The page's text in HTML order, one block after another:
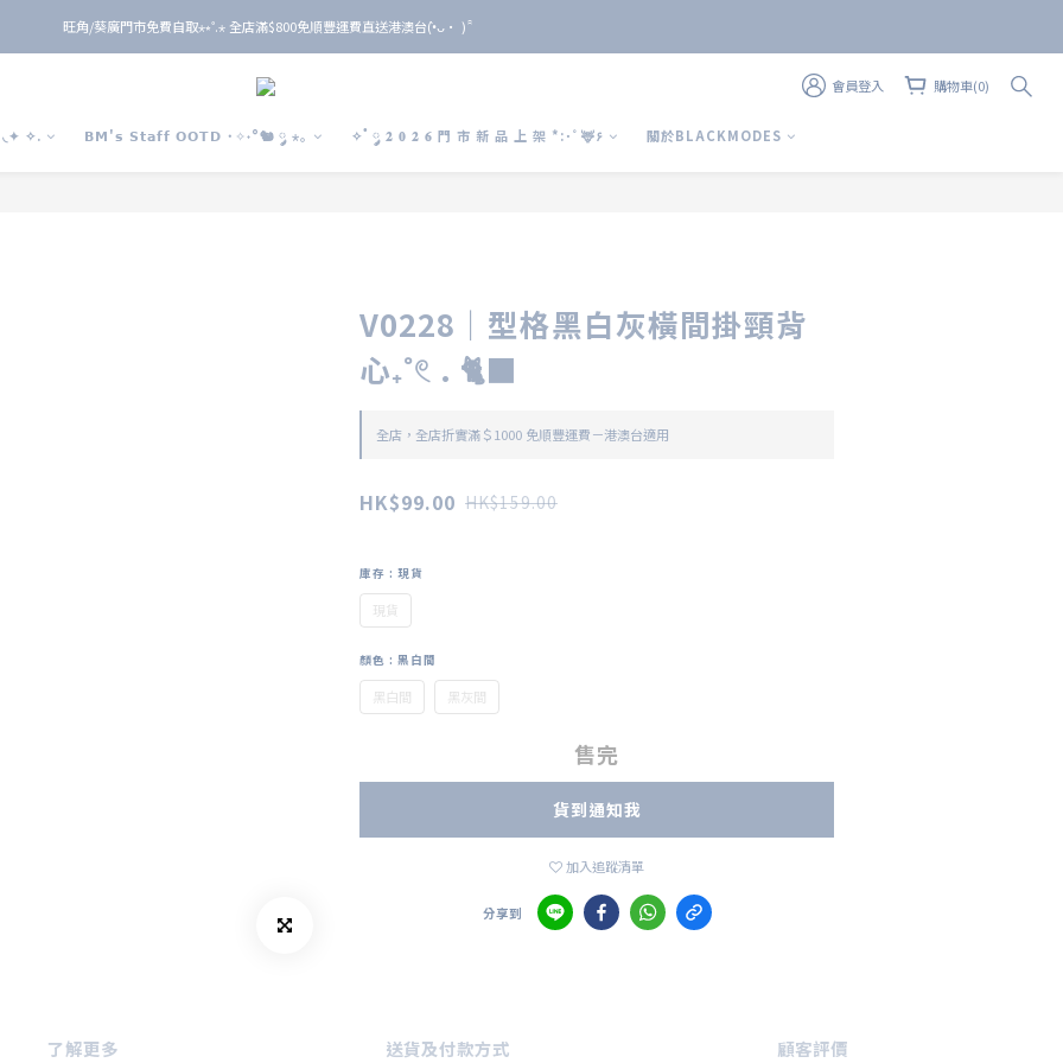
旺角/葵廣門市免費自取⋆⭒˚.⋆ 全店滿$800免順豐運費直送港澳台(•̀ᴗ• ) ̑̑
旺角/葵廣門市免費自取⋆⭒˚.⋆ 全店滿$800免順豐運費直送港澳台(•̀ᴗ• ) ̑̑
單 筆 消 費 滿 $ 6 0 0 即 送 全 年 9 折 會 員
旺角/葵廣門市免費自取⋆⭒˚.⋆ 全店滿$800免順豐運費直送港澳台(•̀ᴗ• ) ̑̑
會員登入 購物車(0)
◟✦ ✧. 𝗕𝗠'𝘀 𝗦𝘁𝗮𝗳𝗳 𝗢𝗢𝗧𝗗 ˙✧˖°🐿️ ༘ ⋆｡ ✧˚ ༘ 𝟐 𝟎 𝟐 𝟔 門 市 新 品 上 架 *:･ﾟ🦌۶ 關於BLACKMODES
V0228｜型格黑白灰橫間掛頸背
心₊˚𓏲 . 🐈‍⬛
全店，全店折實滿＄1000 免順豐運費－港澳台適用
HK$99.00 HK$159.00
庫存 : 現貨
現貨
顏色 : 黑白間
黑白間 黑灰間
售完
貨到通知我
加入追蹤清單
分享到
了解更多 送貨及付款方式 顧客評價